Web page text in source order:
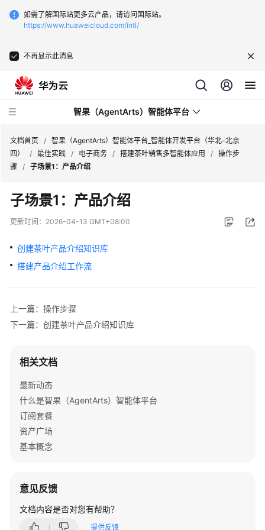
如需了解国际站更多云产品，请访问国际站。
https://www.huaweicloud.com/intl/
不再显示此消息
智果（AgentArts）智能体平台
新
动
态
产
介
开
始
费
说
明
用
南
最
文档首页 / 智果（AgentArts）智能体平台_智能体开发平台（华北-北京
四）
/ 最佳实践 / 电子商务 / 搭建茶叶销售多智能体应用 / 操作步
骤
/ 子场景1：产品介绍
子场景1：产品介绍
更新时间： 2026-04-13 GMT+08:00
创建茶叶产品介绍知识库
搭建产品介绍工作流
上一篇：操作步骤
下一篇：创建茶叶产品介绍知识库
相关文档
最新动态
什么是智果（AgentArts）智能体平台
订阅套餐
资产广场
基本概念
意见反馈
文档内容是否对您有帮助？
提供反馈